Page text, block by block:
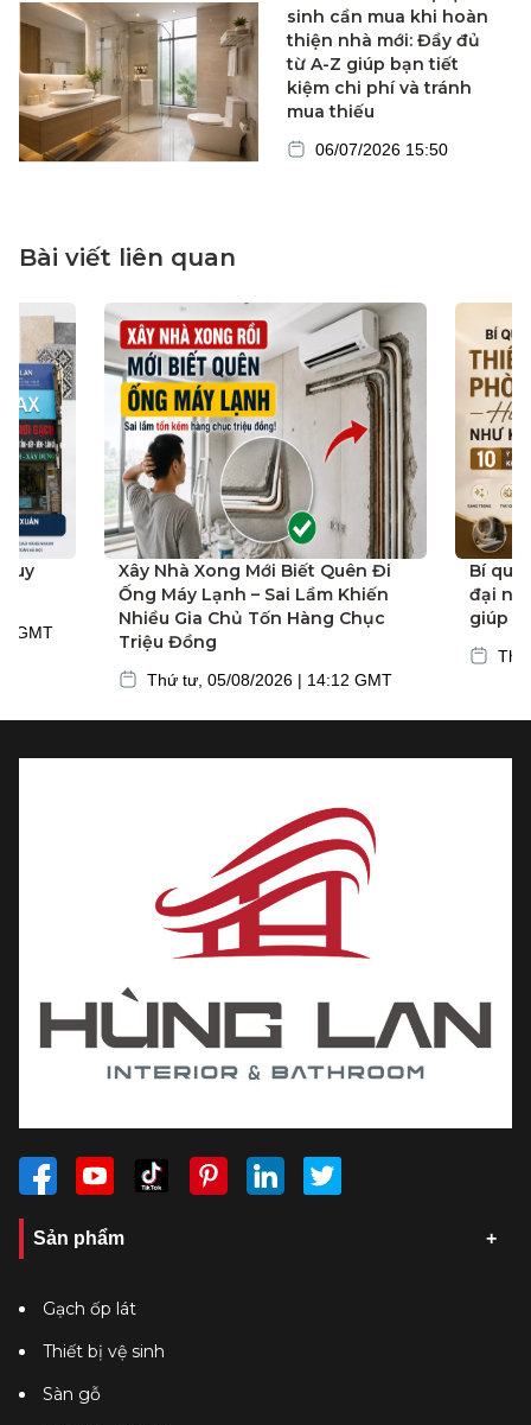
sinh cần mua khi hoàn
thiện nhà mới: Đầy đủ
từ A-Z giúp bạn tiết
kiệm chi phí và tránh
mua thiếu
06/07/2026 15:50
Bài viết liên quan
uy
GMT
Xây Nhà Xong Mới Biết Quên Đi
Ống Máy Lạnh – Sai Lầm Khiến
Nhiều Gia Chủ Tốn Hàng Chục
Triệu Đồng
Thứ tư, 05/08/2026 | 14:12 GMT
Bí
đại
giúp
Thứ
Sản phẩm
Gạch ốp lát
Thiết bị vệ sinh
Sàn gỗ